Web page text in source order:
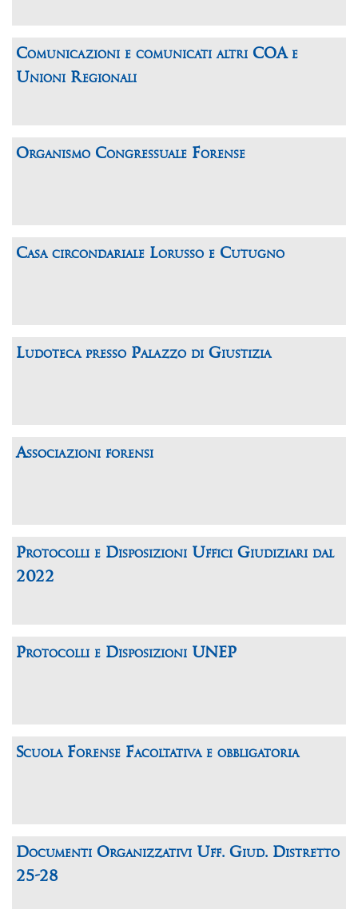
Comunicazioni e comunicati altri COA e
Unioni Regionali
Organismo Congressuale Forense
Casa circondariale Lorusso e Cutugno
Ludoteca presso Palazzo di Giustizia
Associazioni forensi
Protocolli e Disposizioni Uffici Giudiziari dal
2022
Protocolli e Disposizioni UNEP
Scuola Forense Facoltativa e obbligatoria
Documenti Organizzativi Uff. Giud. Distretto
25-28